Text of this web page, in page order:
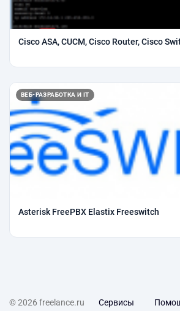
Cisco ASA, CUCM, Cisco Router, Cisco
ВЕБ-РАЗРАБОТКА И IT
Asterisk FreePBX Elastix Freeswitch
© 2026 freelance.ru Сервисы